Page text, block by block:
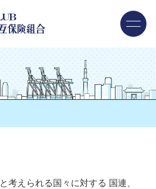
考えられる国々に対する 国連、